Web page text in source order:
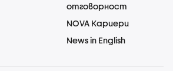
отговорност
NOVA Кариери
News in English